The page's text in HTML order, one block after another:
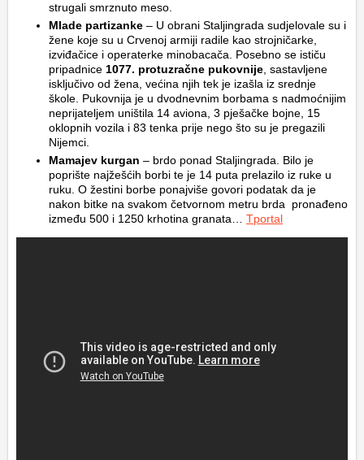
strugali smrznuto meso.
Mlade partizanke – U obrani Staljingrada sudjelovale su i
žene koje su u Crvenoj armiji radile kao strojničarke,
izviđačice i operaterke minobacača. Posebno se ističu
pripadnice 1077. protuzračne pukovnije , sastavljene
isključivo od žena, većina njih tek je izašla iz srednje
škole. Pukovnija je u dvodnevnim borbama s nadmoćnijim
neprijateljem uništila 14 aviona, 3 pješačke bojne, 15
oklopnih vozila i 83 tenka prije nego što su je pregazili
Nijemci.
Mamajev kurgan – brdo ponad Staljingrada. Bilo je
poprište najžešćih borbi te je 14 puta prelazilo iz ruke u
ruku. O žestini borbe ponajviše govori podatak da je
nakon bitke na svakom četvornom metru brda pronađeno
između 500 i 1250 krhotina granata… Tportal